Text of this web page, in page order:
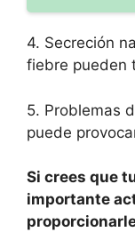
4. Secreción
fiebre pueden
5. Problemas
puede
Si crees que
importante